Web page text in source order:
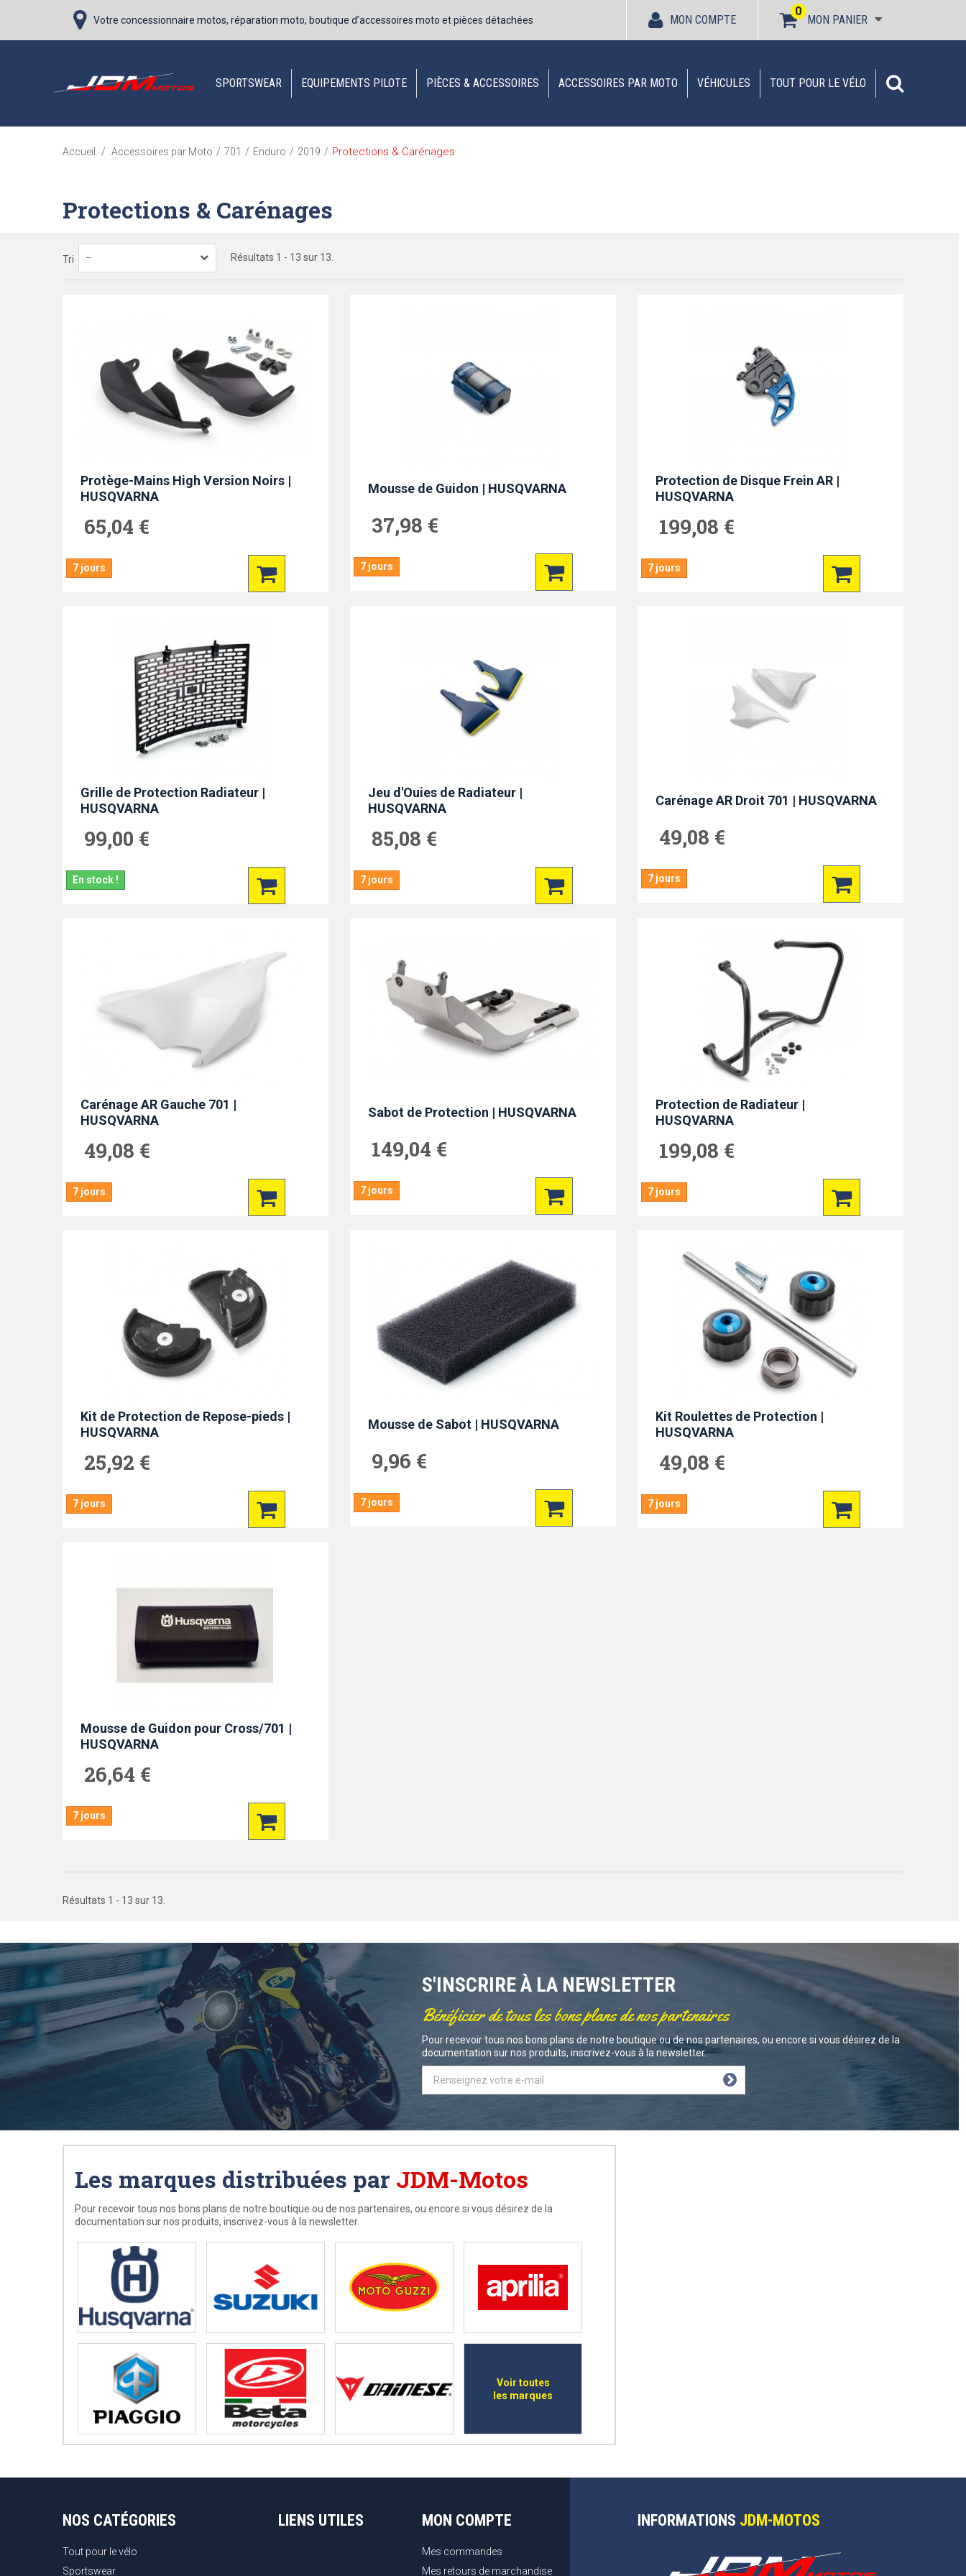
Votre concessionnaire motos, réparation moto, boutique d’accessoires moto et pièces détachées MON PANIER
0
MON COMPTE
SPORTSWEAR EQUIPEMENTS PILOTE PIÈCES & ACCESSOIRES ACCESSOIRES PAR MOTO VÉHICULES TOUT POUR LE VÉLO
Accueil / Accessoires par Moto / 701 / Enduro / 2019 / Protections & Carénages
Protections & Carénages
Tri -- Résultats 1 - 13 sur 13.
Protège-Mains High Version Noirs |
HUSQVARNA
65,04 €
7 jours
Mousse de Guidon | HUSQVARNA
37,98 €
7 jours
Protection de Disque Frein AR |
HUSQVARNA
199,08 €
7 jours
Grille de Protection Radiateur |
HUSQVARNA
99,00 €
En stock !
Jeu d'Ouies de Radiateur |
HUSQVARNA
85,08 €
7 jours
Carénage AR Droit 701 | HUSQVARNA
49,08 €
7 jours
Carénage AR Gauche 701 |
HUSQVARNA
49,08 €
7 jours
Sabot de Protection | HUSQVARNA
149,04 €
7 jours
Protection de Radiateur |
HUSQVARNA
199,08 €
7 jours
Kit de Protection de Repose-pieds |
HUSQVARNA
25,92 €
7 jours
Mousse de Sabot | HUSQVARNA
9,96 €
7 jours
Kit Roulettes de Protection |
HUSQVARNA
49,08 €
7 jours
Mousse de Guidon pour Cross/701 |
HUSQVARNA
26,64 €
7 jours
Résultats 1 - 13 sur 13.
S'INSCRIRE À LA NEWSLETTER
Bénéficier de tous les bons plans de nos partenaires
Pour recevoir tous nos bons plans de notre boutique ou de nos partenaires, ou encore si vous désirez de la
documentation sur nos produits, inscrivez-vous à la newsletter.
Les marques distribuées par JDM-Motos
Pour recevoir tous nos bons plans de notre boutique ou de nos partenaires, ou encore si vous désirez de la
documentation sur nos produits, inscrivez-vous à la newsletter.
Voir toutes
les marques
NOS CATÉGORIES
Tout pour le vélo
Sportswear
LIENS UTILES MON COMPTE
Mes commandes
Mes retours de marchandise
INFORMATIONS JDM-MOTOS